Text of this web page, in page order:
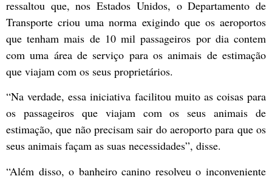
ressaltou que, nos Estados Unidos, o Departamento de
Transporte criou uma norma exigindo que os aeroportos
que tenham mais de 10 mil passageiros por dia contem
com uma área de serviço para os animais de estimação
que viajam com os seus proprietários.
“Na verdade, essa iniciativa facilitou muito as coisas para
os passageiros que viajam com os seus animais de
estimação, que não precisam sair do aeroporto para que os
seus animais façam as suas necessidades”, disse.
“Além disso, o banheiro canino resolveu o inconveniente